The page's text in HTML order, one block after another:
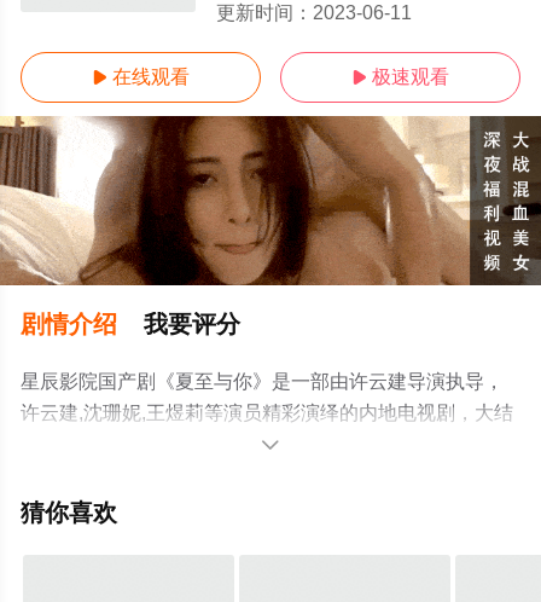
更新时间： 2023-06-11
 在线观看  极速观看
剧情介绍 我要评分
星辰影院国产剧《夏至与你》是一部由许云建导演执导，
许云建,沈珊妮,王煜莉等演员精彩演绎的内地电视剧，大结
局剧情已揭晓（更新至14集全），免费观看高清未删减完
看，更多剧情信息可移步至豆瓣电视剧、电视猫或剧情网

猜你喜欢